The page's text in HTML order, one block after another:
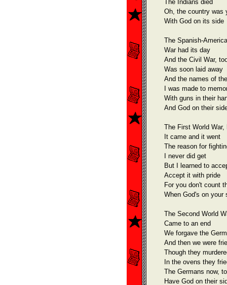
The Indians died
Oh, the country was
With God on its side
The Spanish-
War had its day
And the Civil War,
Was soon laid away
And the names of
I was made to
With guns in their
And God on their
The First World War,
It came and it went
The reason for
I never did get
But I learned to
Accept it with pride
For you don't count
When God's on your
The Second World
Came to an end
We forgave the
And then we were
Though they
In the ovens they
The Germans now,
Have God on their